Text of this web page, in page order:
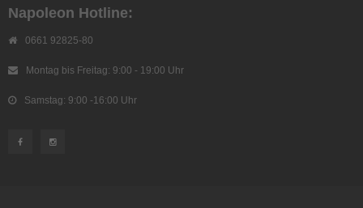
Napoleon Hotline:
0661 92825-80
Montag bis Freitag: 9:00 - 19:00 Uhr
Samstag: 9:00 -16:00 Uhr